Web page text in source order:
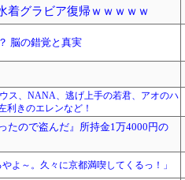
着グラビア復帰ｗｗｗｗｗ
脳の錯覚と真実
ス、NANA、逃げ上手の若君、アオのハ
利きのエレンなど！
たので盗んだ』所持金1万4000円の
よ～。久々に京都満喫してくるっ！」